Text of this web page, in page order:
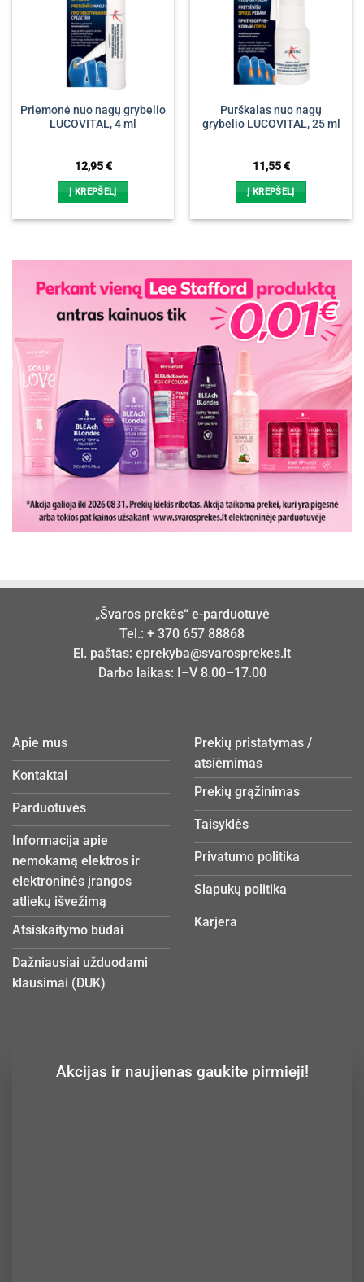
Priemonė nuo nagų grybelio
LUCOVITAL, 4 ml
12,95€
Į KREPŠELĮ
Purškalas nuo nagų
grybelio LUCOVITAL, 25 ml
11,55€
Į KREPŠELĮ
„Švaros prekės“ e-parduotuvė
Tel.: + 370 657 88868
El. paštas: eprekyba@svarosprekes.lt
Darbo laikas: I–V 8.00–17.00
Apie mus
Kontaktai
Parduotuvės
Informacija apie
nemokamą elektros ir
elektroninės įrangos
atliekų išvežimą
Atsiskaitymo būdai
Dažniausiai užduodami
klausimai (DUK)
Prekių pristatymas /
atsiėmimas
Prekių grąžinimas
Taisyklės
Privatumo politika
Slapukų politika
Karjera
Akcijas ir naujienas gaukite pirmieji!